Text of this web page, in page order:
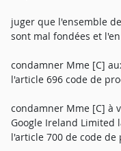
juger que l'ensemble
sont mal fondées et
condamner Mme [C]
l'article 696 code de
condamner Mme [C] à
Google Ireland Limited
l'article 700 de code de